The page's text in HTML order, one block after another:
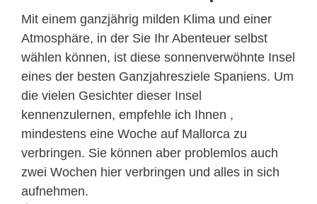
Mit einem ganzjährig milden Klima und einer
Atmosphäre, in der Sie Ihr Abenteuer selbst
wählen können, ist diese sonnenverwöhnte Insel
eines der besten Ganzjahresziele Spaniens. Um
die vielen Gesichter dieser Insel
kennenzulernen, empfehle ich Ihnen ,
mindestens eine Woche auf Mallorca zu
verbringen. Sie können aber problemlos auch
zwei Wochen hier verbringen und alles in sich
aufnehmen.